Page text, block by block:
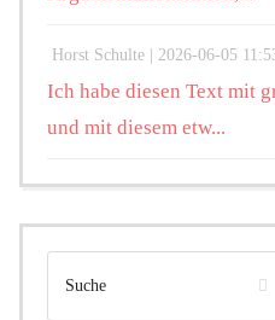
Horst Schulte | 2026-06-05
Ich habe diesen Text mit
und mit diesem etw...